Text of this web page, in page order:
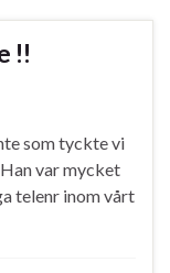
!!
som tyckte vi
var mycket
telenr inom vårt